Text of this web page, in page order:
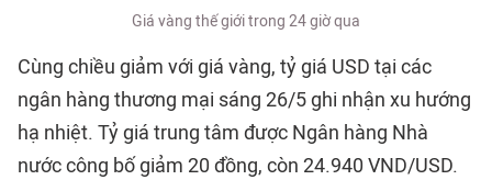
Giá vàng thế giới trong 24 giờ qua
Cùng chiều giảm với giá vàng, tỷ giá USD tại các
ngân hàng thương mại sáng 26/5 ghi nhận xu hướng
hạ nhiệt. Tỷ giá trung tâm được Ngân hàng Nhà
nước công bố giảm 20 đồng, còn 24.940 VND/USD.